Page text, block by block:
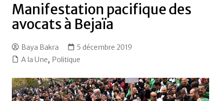
Manifestation pacifique des
avocats à Bejaïa
Baya Bakra
5 décembre 2019
A la Une, Politique